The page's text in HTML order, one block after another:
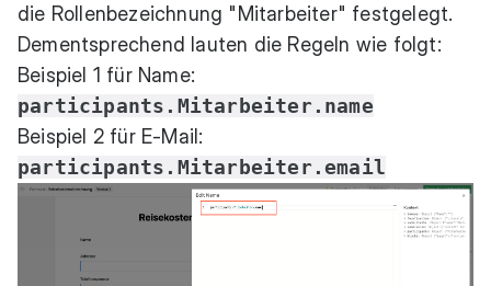
die Rollenbezeichnung "Mitarbeiter" festgelegt.
Dementsprechend lauten die Regeln wie folgt:
Beispiel 1 für Name:
participants.Mitarbeiter.name
Beispiel 2 für E-Mail:
participants.Mitarbeiter.email